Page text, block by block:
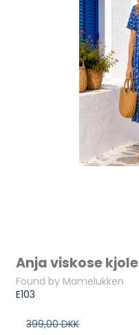
Anja viskose
Found by Mamelukken
E103
399,00 DKK